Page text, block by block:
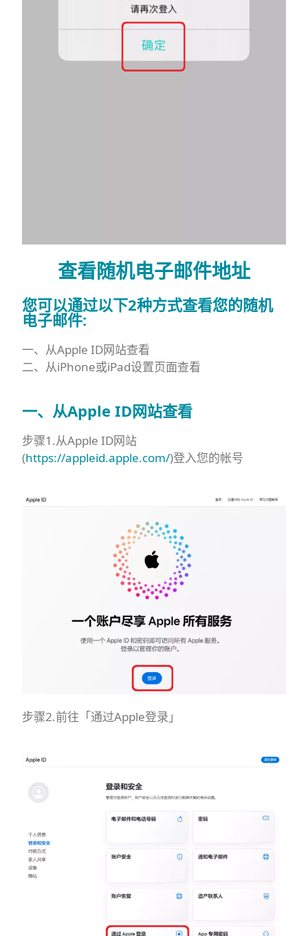
查看随机电子邮件地址
您可以通过以下2种方式查看您的随机
电子邮件:
一、从Apple ID网站查看
二、从iPhone或iPad设置页面查看
一、从Apple ID网站查看
步骤1.从Apple ID网站
(https://appleid.apple.com/)登入您的帐号
步骤2.前往「通过Apple登录」